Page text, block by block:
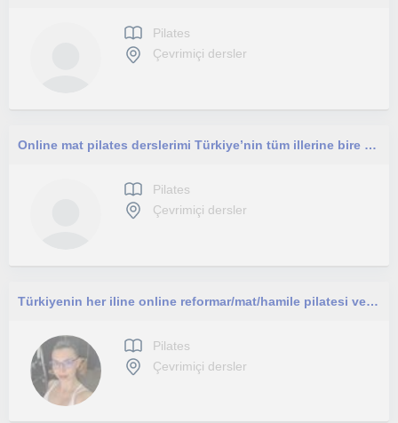
Pilates
Çevrimiçi dersler
Online mat pilates derslerimi Türkiye’nin tüm illerine bire bir veya özel planlanmış seanslar şeklinde sunuyorum. Nerede olursanız olun, seviyenize ve hedeflerinize uygun olarak hazırlanan programlarla; doğru nefes, postür, core güçlendirme ve kontrollü h
Pilates
Çevrimiçi dersler
Türkiyenin her iline online reformar/mat/hamile pilatesi ve fonksiyonel antrenman dersleri
Pilates
Çevrimiçi dersler